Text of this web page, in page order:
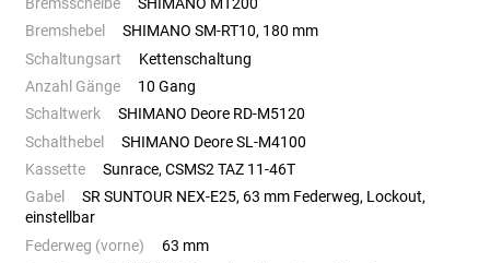
Bremshebel
SHIMANO SM-RT10, 180 mm
Schaltungsart
Kettenschaltung
Anzahl Gänge
10 Gang
Schaltwerk
SHIMANO Deore RD-M5120
Schalthebel
SHIMANO Deore SL-M4100
Kassette
Sunrace, CSMS2 TAZ 11-46T
Gabel
SR SUNTOUR NEX-E25, 63 mm Federweg, Lockout,
einstellbar
Federweg (vorne)
63 mm